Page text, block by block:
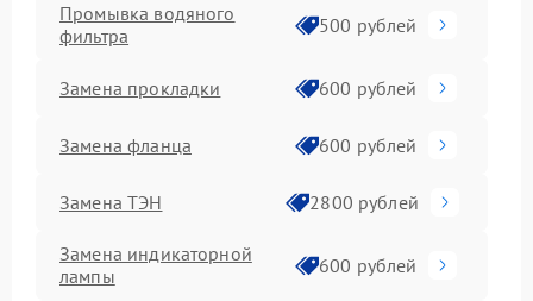
Промывка водяного
фильтра
500 рублей
Замена прокладки 600 рублей
Замена фланца 600 рублей
Замена ТЭН 2800 рублей
Замена индикаторной
лампы
600 рублей